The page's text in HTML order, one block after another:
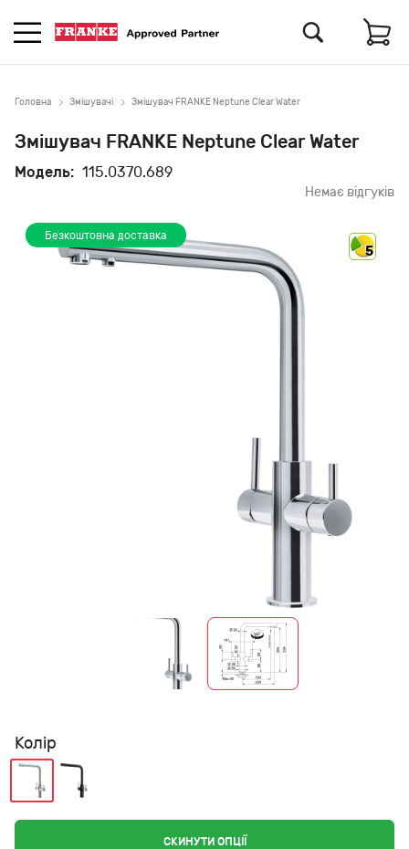
Головна Змішувачі Змішувач FRANKE Neptune Clear Water
Змішувач FRANKE Neptune Clear Water
Модель: 115.0370.689
Немає відгуків
Безкоштовна доставка
5
Колір
СКИНУТИ ОПЦІЇ